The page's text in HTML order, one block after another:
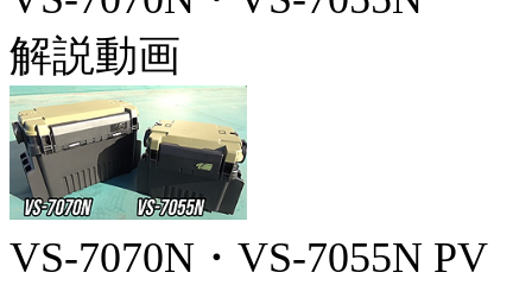
解説動画
VS-7070N・VS-7055N PV